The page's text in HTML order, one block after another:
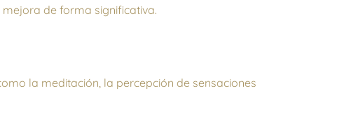
de forma significativa.
la meditación, la percepción de sensaciones